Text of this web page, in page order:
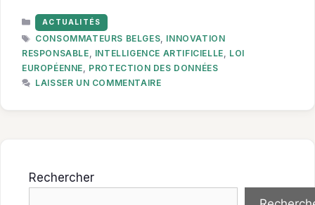
CATÉGORIES
ACTUALITÉS
ÉTIQUETTES
CONSOMMATEURS BELGES, INNOVATION
RESPONSABLE, INTELLIGENCE ARTIFICIELLE, LOI
EUROPÉENNE, PROTECTION DES DONNÉES
LAISSER UN COMMENTAIRE
Rechercher